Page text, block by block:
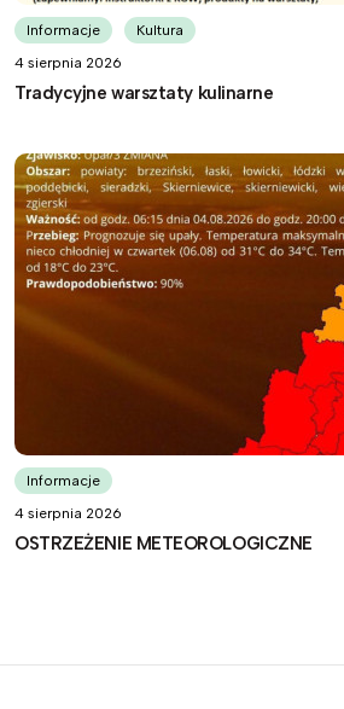
Informacje
Kultura
4 sierpnia 2026
Tradycyjne warsztaty kulinarne
Informacje
4 sierpnia 2026
OSTRZEŻENIE METEOROLOGICZNE